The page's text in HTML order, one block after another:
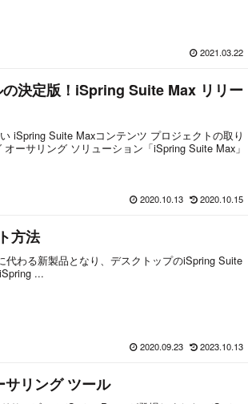
2021.03.22
決定版！iSpring Suite Max リリー
iSpring Suite Maxコンテンツ プロジェクトの取り
ーサリング ソリューション「iSpring Suite Max」
2020.10.13 2020.10.15
方法
わる新製品となり、デスクトップのiSpring Suite
...
2020.09.23 2023.10.13
リング ツール